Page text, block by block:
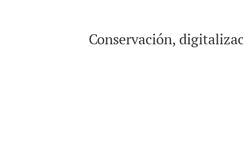
Conservación,